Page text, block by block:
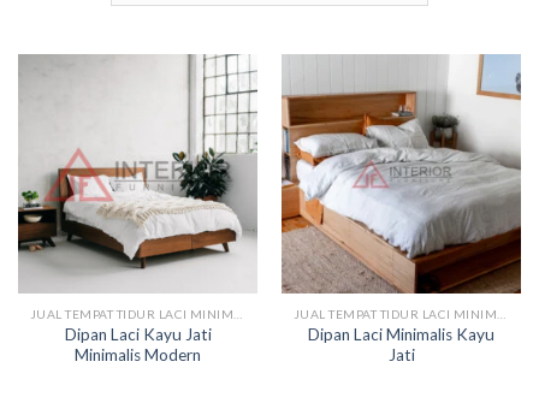
Dipan Laci Kayu Jati
Minimalis Modern
Dipan Laci Minimalis Kayu
Jati